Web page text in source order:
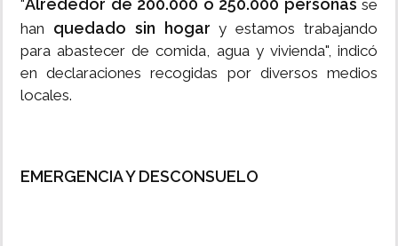
"Alrededor de 200.000 o 250.000 personas se
han quedado sin hogary estamos trabajando
para abastecer de comida, agua y vivienda", indicó
en declaraciones recogidas por diversos medios
locales.
EMERGENCIA Y DESCONSUELO